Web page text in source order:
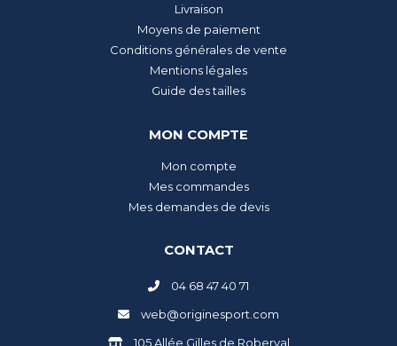
Livraison
Moyens de paiement
Conditions générales de vente
Mentions légales
Guide des tailles
MON COMPTE
Mon compte
Mes commandes
Mes demandes de devis
CONTACT
04 68 47 40 71
web@originesport.com
105 Allée Gilles de Roberval